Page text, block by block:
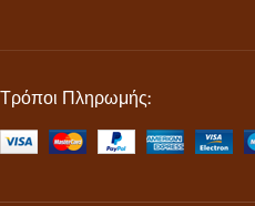
Τρόποι Πληρωμής: